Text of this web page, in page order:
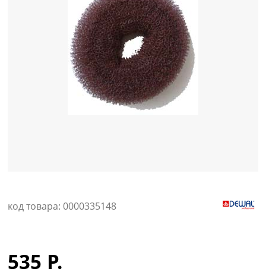
Одноразовая продукция
Уход за кожей
код товара: 0000335148
535 Р.